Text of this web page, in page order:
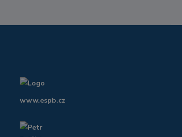
www.espb.cz